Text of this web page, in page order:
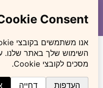
לילך הירש אופיר – משרד
כל הזכויות שמורות לעו”ד